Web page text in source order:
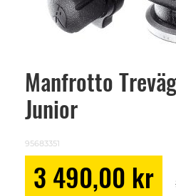
Manfrotto
Junior
95683351
Price
3 490,00 kr
Skip
beginning
images
gallery